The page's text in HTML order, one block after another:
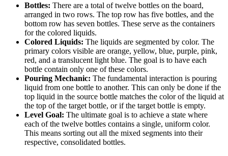
Bottles: There are a total of twelve bottles on the board,
arranged in two rows. The top row has five bottles, and the
bottom row has seven bottles. These serve as the containers
for the colored liquids.
Colored Liquids: The liquids are segmented by color. The
primary colors visible are orange, yellow, blue, purple, pink,
red, and a translucent light blue. The goal is to have each
bottle contain only one of these colors.
Pouring Mechanic: The fundamental interaction is pouring
liquid from one bottle to another. This can only be done if the
top liquid in the source bottle matches the color of the liquid at
the top of the target bottle, or if the target bottle is empty.
Level Goal: The ultimate goal is to achieve a state where
each of the twelve bottles contains a single, uniform color.
This means sorting out all the mixed segments into their
respective, consolidated bottles.